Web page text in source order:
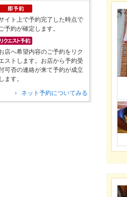
イト上で予約完了した時点で
予約が確定します。
店へ希望内容のご予約をリク
ストします。お店から予約受
可否の連絡が来て予約が成立
します。
ネット予約についてみる